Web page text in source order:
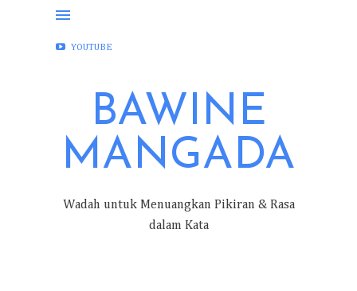
FACEBOOK
YOUTUBE
BAWINE
MANGADA
Wadah untuk Menuangkan Pikiran & Rasa
dalam Kata